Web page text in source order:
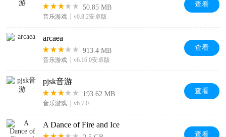
50.85 MB
音乐游戏 v0.8.2安卓版
查看
arcaea
913.4 MB
音乐游戏 v6.16.0安卓版
查看
pjsk音游
193.62 MB
音乐游戏 v6.7.0
查看
A Dance of Fire and Ice
查看